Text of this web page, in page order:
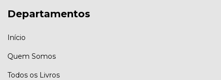
Departamentos
Início
Quem Somos
Todos os Livros